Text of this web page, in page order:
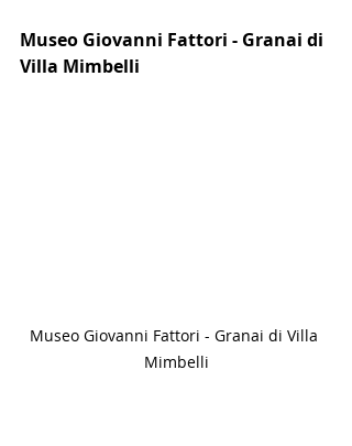
Museo Giovanni Fattori - Granai di
Villa Mimbelli
Museo Giovanni Fattori - Granai di Villa
Mimbelli